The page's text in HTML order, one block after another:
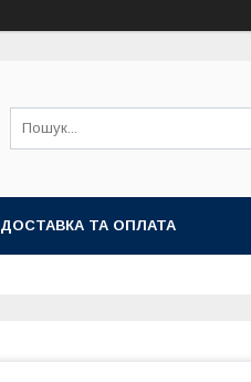
ДОСТАВКА ТА ОПЛАТА